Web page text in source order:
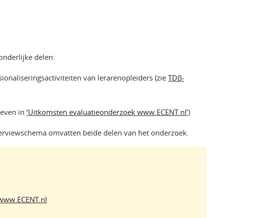
delen:
van lerarenopleiders (zie TDβ-
in ‘Uitkomsten evaluatieonderzoek www.ECENT.nl’)
omvatten beide delen van het onderzoek.